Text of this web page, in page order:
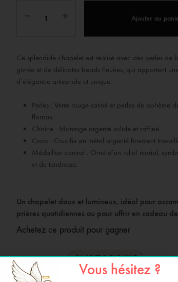
COLLIER
Ajouter au
Ce splendide chapelet est réalisé avec des perles de
givrée et de délicates beads fleuries, qui apportent
d’élégance artisanale et unique.
Perles : Verre rouge satiné et perles de bohème
floraux.
Chaîne : Montage argenté solide et raffiné.
Croix : Crucifix en métal argenté finement
Médaillon central : Orné d’un relief marial,
et de tendresse.
Un chapelet doux et lumineux, idéal pour
prières quotidiennes ou pour offrir en cadeau
Achetez ce produit pour gagner
CATÉGORIE
CHAPELET CATHOLIQUE
CHAPELET BOHEMIAN BEADS
Vous hésitez ?